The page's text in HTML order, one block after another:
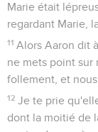
Marie était
regardant Marie,
11 Alors Aaron dit
ne mets point sur
follement, et nous
12 Je te prie
dont la moitié de